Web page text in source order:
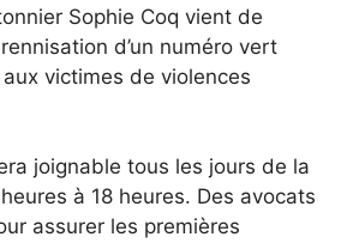
Sophie Coq vient de
d’un numéro vert
victimes de violences
joignable tous les jours de la
à 18 heures. Des avocats
assurer les premières